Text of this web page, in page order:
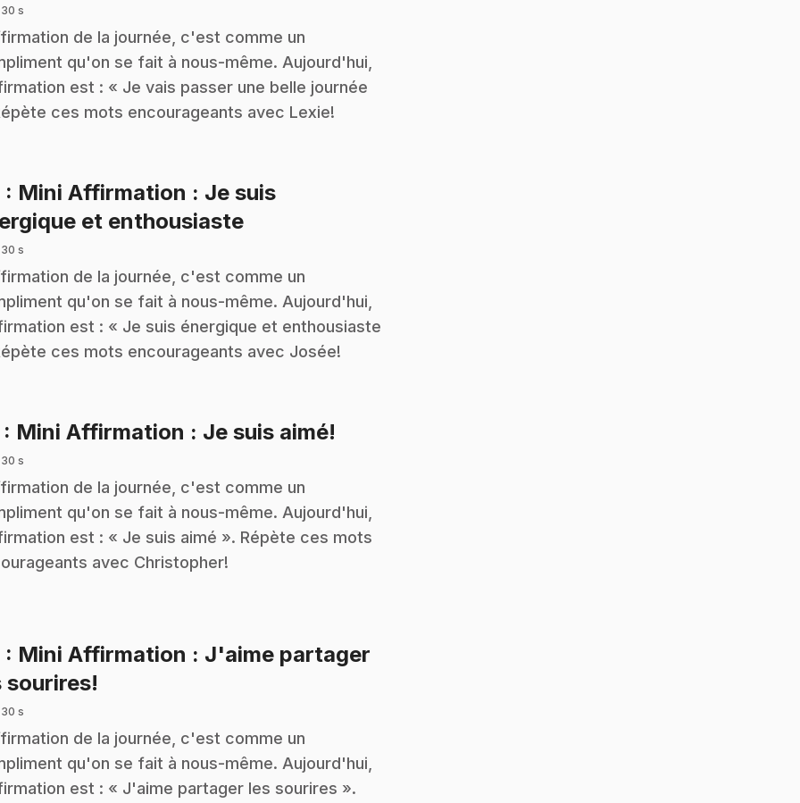
30 s
de la journée, c'est comme un
qu'on se fait à nous-même. Aujourd'hui,
est : « Je vais passer une belle journée
ces mots encourageants avec Lexie!
: Mini Affirmation : Je suis
et enthousiaste.
30 s
de la journée, c'est comme un
qu'on se fait à nous-même. Aujourd'hui,
est : « Je suis énergique et enthousiaste
ces mots encourageants avec Josée!
: Mini Affirmation : Je suis aimé!
30 s
de la journée, c'est comme un
qu'on se fait à nous-même. Aujourd'hui,
est : « Je suis aimé ». Répète ces mots
avec Christopher!
: Mini Affirmation : J'aime partager
sourires!
30 s
de la journée, c'est comme un
qu'on se fait à nous-même. Aujourd'hui,
est : « J'aime partager les sourires ».